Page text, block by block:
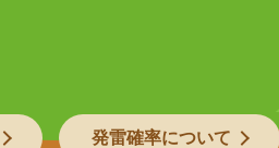
発雷確率について